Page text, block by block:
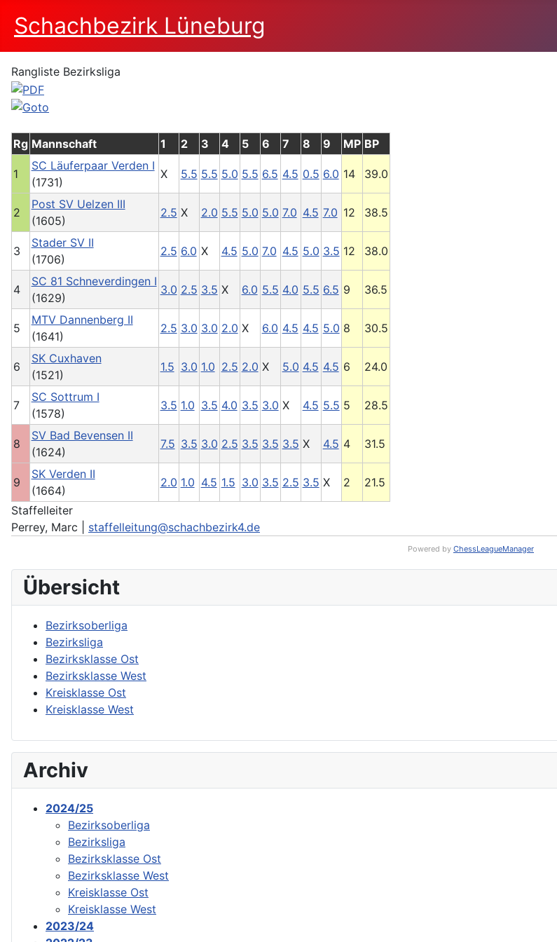
Schachbezirk Lüneburg
Übersicht
Bezirksoberliga
Bezirksliga
Bezirksklasse Ost
Bezirksklasse West
Kreisklasse Ost
Kreisklasse West
Archiv
2024/25
Bezirksoberliga
Bezirksliga
Bezirksklasse Ost
Bezirksklasse West
Kreisklasse Ost
Kreisklasse West
2023/24
Rangliste Bezirksliga
Rg Mannschaft 1 2 3 4 5 6 7 8 9 MP BP
1
SC Läuferpaar Verden I
(1731)
X 5.5 5.5 5.0 5.5 6.5 4.5 0.5 6.0 14 39.0
2
Post SV Uelzen III
(1605)
2.5 X 2.0 5.5 5.0 5.0 7.0 4.5 7.0 12 38.5
3
Stader SV II
(1706)
2.5 6.0 X 4.5 5.0 7.0 4.5 5.0 3.5 12 38.0
4
SC 81 Schneverdingen I
(1629)
3.0 2.5 3.5 X 6.0 5.5 4.0 5.5 6.5 9 36.5
5
MTV Dannenberg II
(1641)
2.5 3.0 3.0 2.0 X 6.0 4.5 4.5 5.0 8 30.5
6
SK Cuxhaven
(1521)
1.5 3.0 1.0 2.5 2.0 X 5.0 4.5 4.5 6 24.0
7
SC Sottrum I
(1578)
3.5 1.0 3.5 4.0 3.5 3.0 X 4.5 5.5 5 28.5
8
SV Bad Bevensen II
(1624)
7.5 3.5 3.0 2.5 3.5 3.5 3.5 X 4.5 4 31.5
9
SK Verden II
(1664)
2.0 1.0 4.5 1.5 3.0 3.5 2.5 3.5 X 2
21.5
Staffelleiter
Perrey, Marc | staffelleitung@schachbezirk4.de
Powered by ChessLeagueManager